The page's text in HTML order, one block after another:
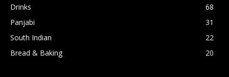
Drinks
68
Panjabi
31
South Indian
22
Bread & Baking
20